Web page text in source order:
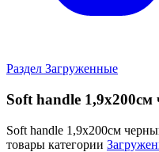
Раздел Загруженные
Soft handle
Soft handle 1,9x200см
товары категории